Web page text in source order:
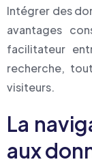
Intégrer des
avantages
facilitateur
recherche,
visiteurs.
La
aux